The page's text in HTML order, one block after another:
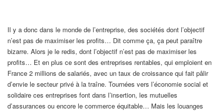
Il y a donc dans le monde de l’entreprise, des sociétés dont l’objectif
n’est pas de maximiser les profits… Dit comme ça, ça peut paraître
bizarre. Alors je le redis, dont l’objectif n’est pas de maximiser les
profits… Et en plus ce sont des entreprises rentables, qui emploient en
France 2 millions de salariés, avec un taux de croissance qui fait pâlir
d’envie le secteur privé à la traîne. Tournées vers l’économie social et
solidaire ces entreprises font dans l’insertion, les mutuelles
d’assurances ou encore le commerce équitable… Mais les louanges